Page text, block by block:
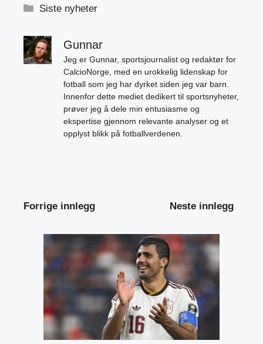
Kategorier
Siste nyheter
Gunnar
Jeg er Gunnar, sportsjournalist og redaktør for
CalcioNorge, med en urokkelig lidenskap for
fotball som jeg har dyrket siden jeg var barn.
Innenfor dette mediet dedikert til sportsnyheter,
prøver jeg å dele min entusiasme og
ekspertise gjennom relevante analyser og et
opplyst blikk på fotballverdenen.
Forrige innlegg Neste innlegg